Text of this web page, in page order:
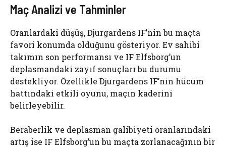
Maç Analizi ve Tahminler
Oranlardaki düşüş, Djurgardens IF’nin bu maçta
favori konumda olduğunu gösteriyor. Ev sahibi
takımın son performansı ve IF Elfsborg’un
deplasmandaki zayıf sonuçları bu durumu
destekliyor. Özellikle Djurgardens IF’nin hücum
hattındaki etkili oyunu, maçın kaderini
belirleyebilir.
Beraberlik ve deplasman galibiyeti oranlarındaki
artış ise IF Elfsborg’un bu maçta zorlanacağının bir